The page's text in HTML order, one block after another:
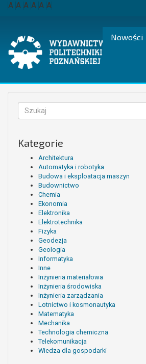
Przejdź
A A A A A A
Nowości
Formularz
wyszukiwania
Kategorie
Architektura
Automatyka i robotyka
Budowa i eksploatacja maszyn
Budownictwo
Chemia
Ekonomia
Elektronika
Elektrotechnika
Fizyka
Geodezja
Geologia
Informatyka
Inne
Inżynieria materiałowa
Inżynieria środowiska
Inżynieria zarządzania
Lotnictwo i kosmonautyka
Matematyka
Mechanika
Technologia chemiczna
Telekomunikacja
Wiedza dla gospodarki